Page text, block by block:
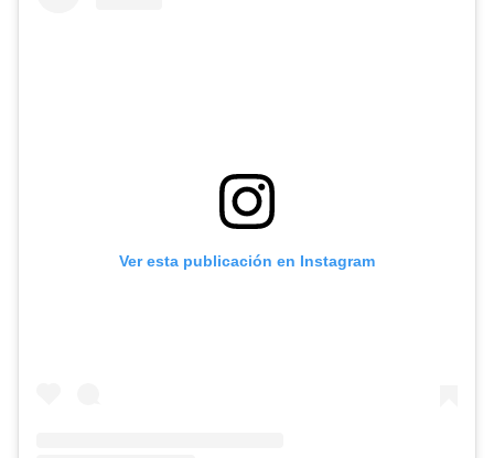
Ver esta publicación en Instagram